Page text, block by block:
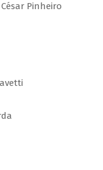
Pinheiro